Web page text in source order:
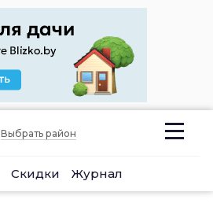
Выбрать район
Скидки Журнал